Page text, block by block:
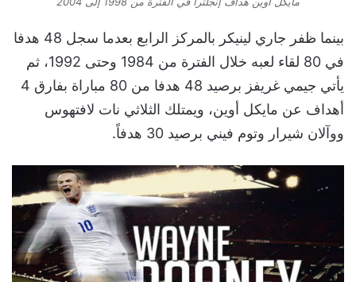
بينما ظفر جاري لينيكر بالمركز الرابع بعدما سجل 48 هدفا
في 80 لقاء لعبه خلال الفترة من 1984 وحتى 1992، ثم
يأتي جيمي غريفز برصيد 48 هدفا من 80 مباراة بفارق 4
أهداف عن مايكل أوين، ويمتلك الثلاثي نات لافتهوس
ووآلان شيرار وتوم فيني برصيد 30 هدفاً.